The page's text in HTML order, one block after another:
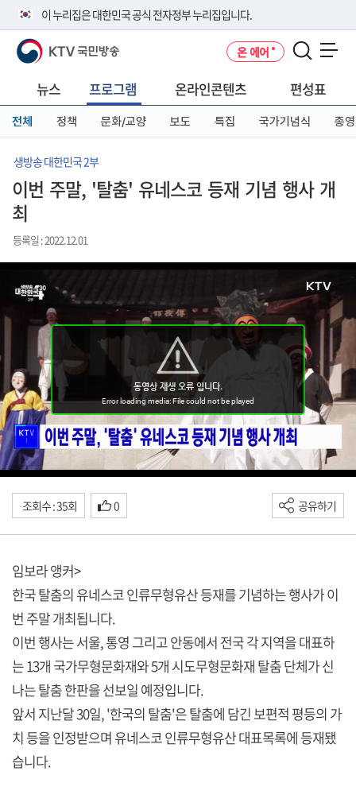
이 누리집은 대한민국 공식 전자정부 누리집입니다.
공식 누리집 주소 확인하기
니다.
이밖에 or.kr 또는 .kr등 다른 도메인 주소를 사용하고 있다면 아래 URL에
서 도메인 주소를 확인해 보세요
KTV 국민방송 온 에어
뉴스 프로그램 온라인콘텐츠 편성표
전체 정책 문화/교양 보도 특집 국가기념식 종영
생방송 대한민국 2부
이번 주말, '탈춤' 유네스코 등재 기념 행사 개
최
등록일 : 2022.12.01
조회수 : 35회 0 공유하기
임보라 앵커>
한국 탈춤의 유네스코 인류무형유산 등재를 기념하는 행사가 이
번 주말 개최됩니다.
이번 행사는 서울, 통영 그리고 안동에서 전국 각 지역을 대표하
는 13개 국가무형문화재와 5개 시도무형문화재 탈춤 단체가 신
나는 탈춤 한판을 선보일 예정입니다.
앞서 지난달 30일, '한국의 탈춤'은 탈춤에 담긴 보편적 평등의 가
치 등을 인정받으며 유네스코 인류무형유산 대표목록에 등재됐
습니다.